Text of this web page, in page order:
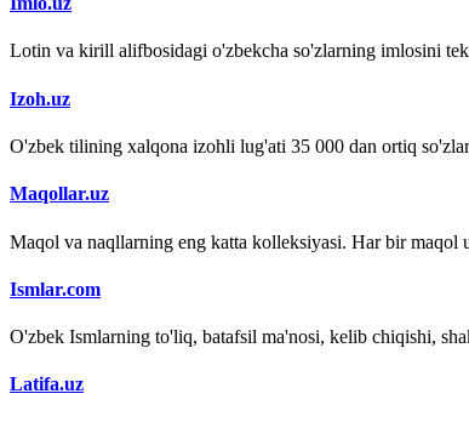
Lotin va kirill alifbosidagi o'zbekcha so'zlarning imlosini
Izoh.uz
O'zbek tilining xalqona izohli lug'ati 35 000 dan ortiq
Maqollar.uz
Maqol va naqllarning eng katta kolleksiyasi. Har bir maqol
Ismlar.com
O'zbek Ismlarning to'liq, batafsil ma'nosi, kelib chiqishi,
Latifa.uz